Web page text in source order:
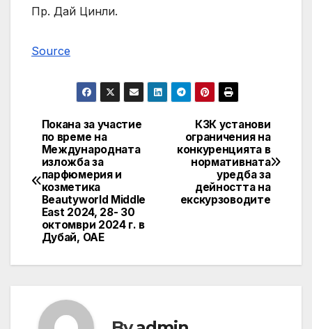
Пр. Дай Цинли.
Source
Post
navigation
КЗК установи
ограничения на
конкуренцията в
нормативната
уредба за
дейността на
екскурзоводите
Покана за участие
по време на
Международната
изложба за
парфюмерия и
козметика
Beautyworld Middle
East 2024, 28- 30
октомври 2024 г. в
Дубай, ОАЕ